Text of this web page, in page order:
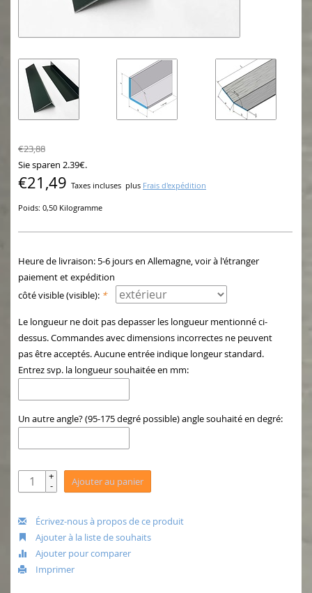
€23,88
Sie sparen 2.39€.
€21,49 Taxes incluses plus Frais d'expédition
Poids: 0,50 Kilogramme
Heure de livraison: 5-6 jours en Allemagne, voir à l'étranger
paiement et expédition
côté visible (visible): *
Le longueur ne doit pas depasser les longueur mentionné ci-
dessus. Commandes avec dimensions incorrectes ne peuvent
pas être acceptés. Aucune entrée indique longeur standard.
Entrez svp. la longueur souhaitée en mm:
Un autre angle? (95-175 degré possible) angle souhaité en degré:
+
- Ajouter au panier
Écrivez-nous à propos de ce produit
Ajouter à la liste de souhaits
Ajouter pour comparer
Imprimer